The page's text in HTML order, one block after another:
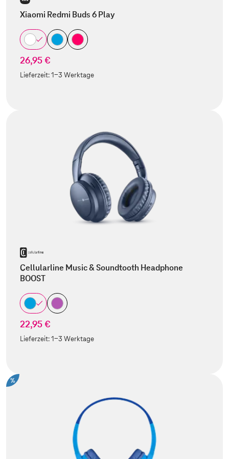
Xiaomi Redmi Buds 6 Play
26,95 €
Lieferzeit:1-3 Werktage
Cellularline Music & Soundtooth Headphone
BOOST
22,95 €
Lieferzeit:1-3 Werktage
%